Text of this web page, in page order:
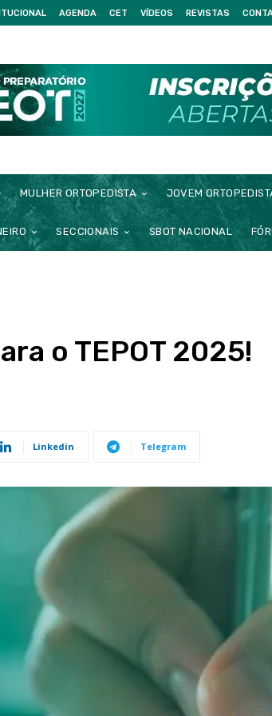
AGENDA CET VÍDEOS REVISTAS
MULHER ORTOPEDISTA JOVEM
SECCIONAIS SBOT NACIONAL
o TEPOT 2025!
Linkedin Telegram